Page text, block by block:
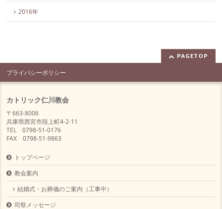
2016年
PAGETOP
プライバシーポリシー
カトリック仁川教会
〒663-8006
兵庫県西宮市段上町4-2-11
TEL 0798-51-0176
FAX 0798-51-9863
トップページ
教会案内
結婚式・お葬儀のご案内（工事中）
司祭メッセージ